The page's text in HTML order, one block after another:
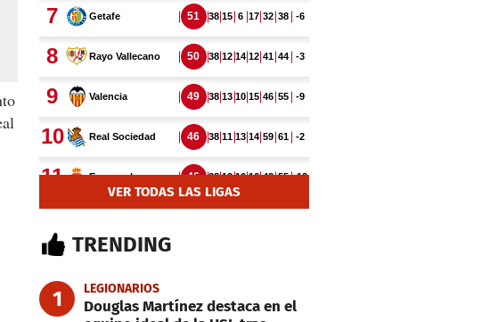
VER TODAS LAS LIGAS
TRENDING
1 LEGIONARIOS
Douglas Martínez destaca en el